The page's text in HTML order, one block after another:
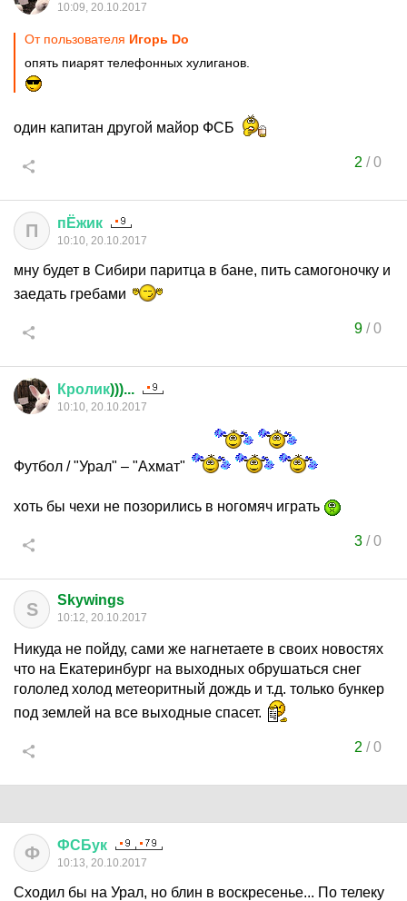
10:09, 20.10.2017
От пользователя Игорь Do
опять пиарят телефонных хулиганов.
один капитан другой майор ФСБ
2 /0
П пЁжик
10:10, 20.10.2017
мну будет в Сибири паритца в бане, пить самогоночку и
заедать гребами
9/0
Кролик)))...
10:10, 20.10.2017
Футбол / "Урал" – "Ахмат"
хоть бы чехи не позорились в ногомяч играть
3/0
S Skywings
10:12, 20.10.2017
Никуда не пойду, сами же нагнетаете в своих новостях
что на Екатеринбург на выходных обрушаться снег
гололед холод метеоритный дождь и т.д. только бункер
под землей на все выходные спасет.
2 /0
Ф ФСБук
10:13, 20.10.2017
Сходил бы на Урал, но блин в воскресенье... По телеку